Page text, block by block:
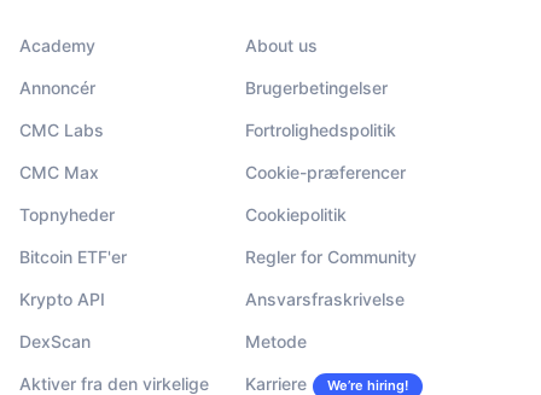
Academy
Annoncér
CMC Labs
CMC Max
Topnyheder
Bitcoin ETF'er
Krypto API
DexScan
Aktiver fra den virkelige
About us
Brugerbetingelser
Fortrolighedspolitik
Cookie-præferencer
Cookiepolitik
Regler for Community
Ansvarsfraskrivelse
Metode
Karriere We’re hiring!